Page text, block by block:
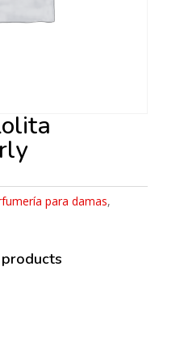
para damas,